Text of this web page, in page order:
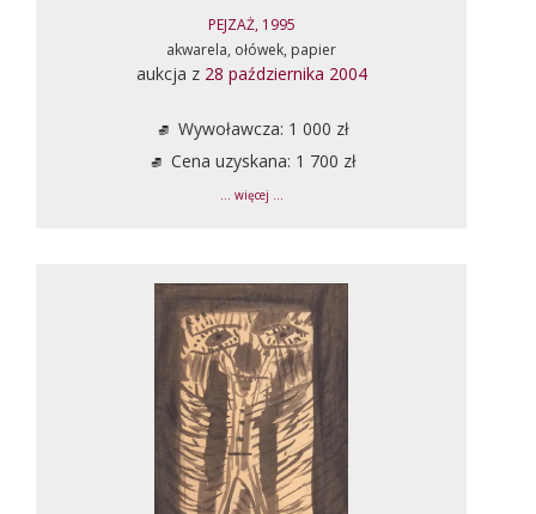
PEJZAŻ, 1995
akwarela, ołówek, papier
aukcja z 28 października 2004
Wywoławcza: 1 000 zł
Cena uzyskana: 1 700 zł
... więcej ...